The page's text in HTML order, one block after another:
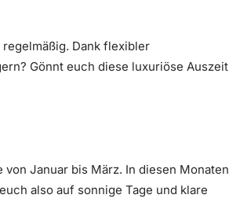
Dank flexibler
Gönnt euch diese luxuriöse Auszeit
Januar bis März. In diesen Monaten
also auf sonnige Tage und klare